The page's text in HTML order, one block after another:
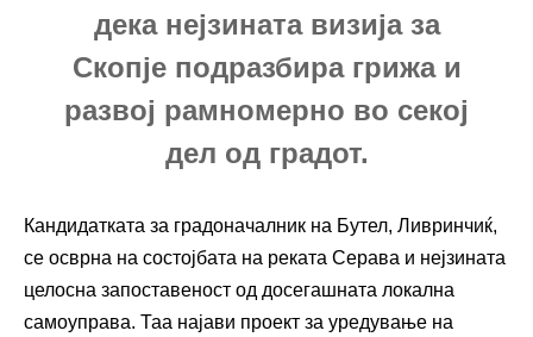
дека нејзината визија за
Скопје подразбира грижа и
развој рамномерно во секој
дел од градот.
Кандидатката за градоначалник на Бутел, Ливринчиќ,
се осврна на состојбата на реката Серава и нејзината
целосна запоставеност од досегашната локална
самоуправа. Таа најави проект за уредување на